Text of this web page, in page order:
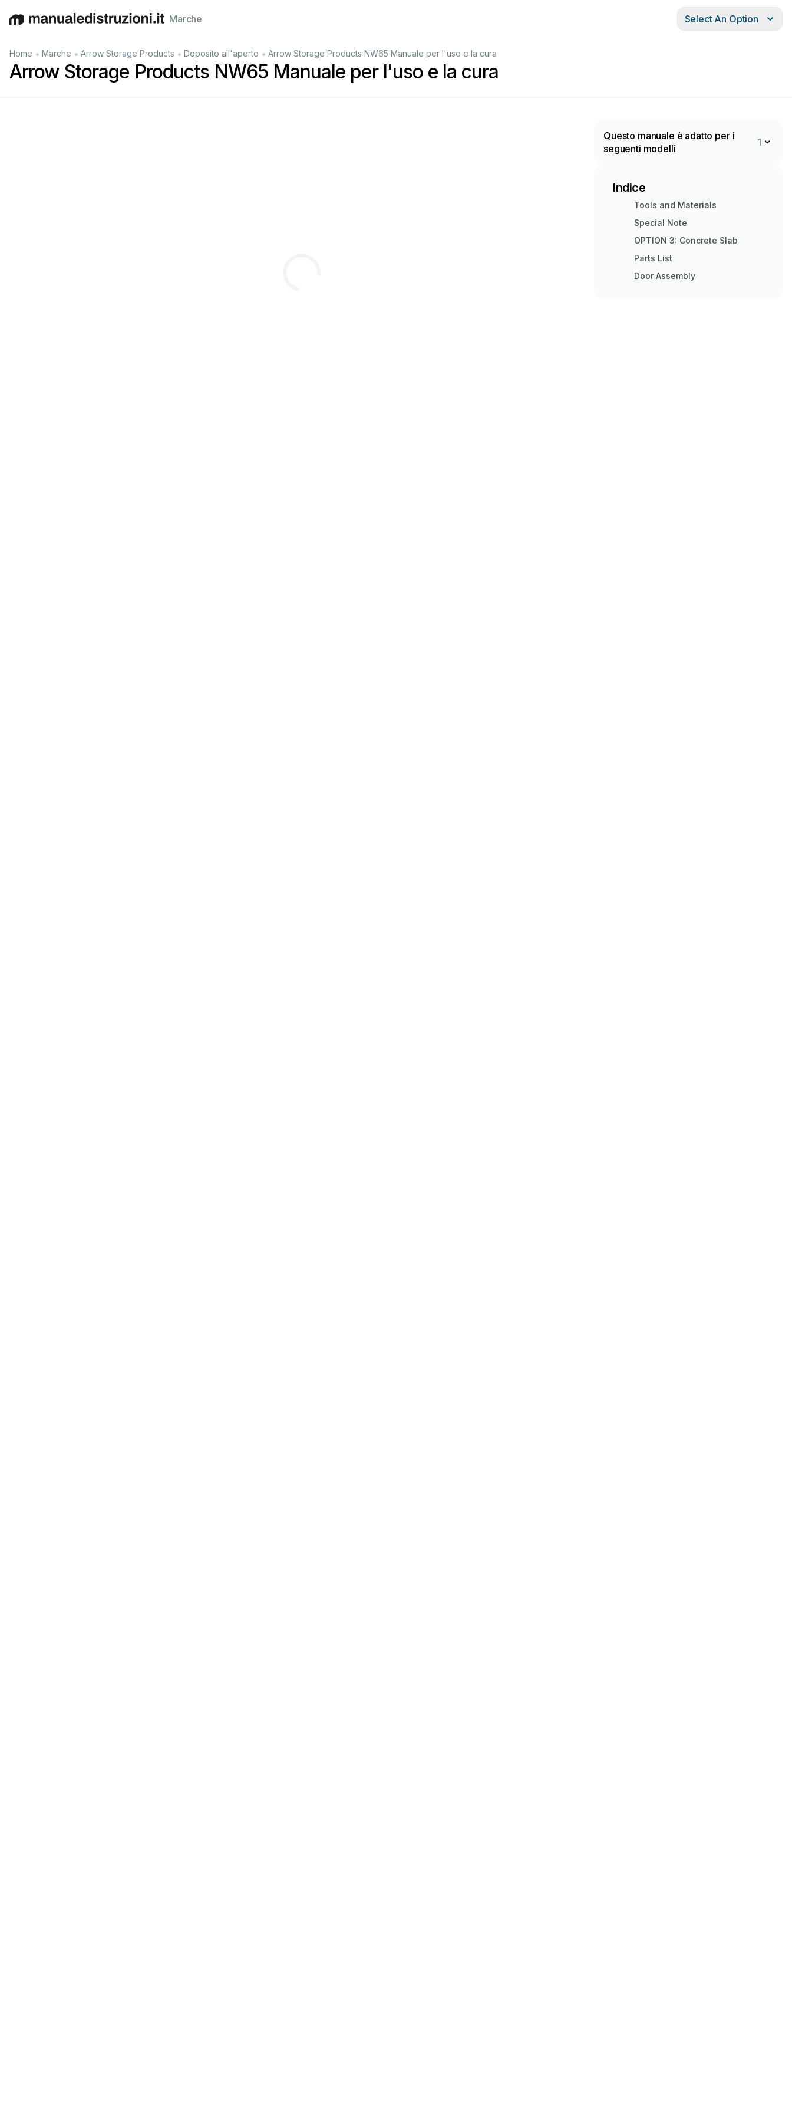
EnglishDeutschEspañol Italiano Français
Marche Select An Option
Home • Marche • Arrow Storage Products • Deposito all'aperto • Arrow Storage Products NW65 Manuale per l'uso e la cura
Arrow Storage Products NW65 Manuale per l'uso e la cura
Questo manuale è adatto per i
seguenti modelli
1
Indice
Tools and Materials
Special Note
OPTION 3: Concrete Slab
Parts List
Door Assembly